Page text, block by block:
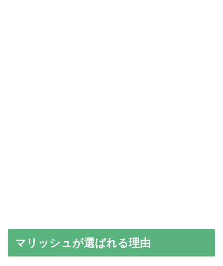
マリッシュが選ばれる理由